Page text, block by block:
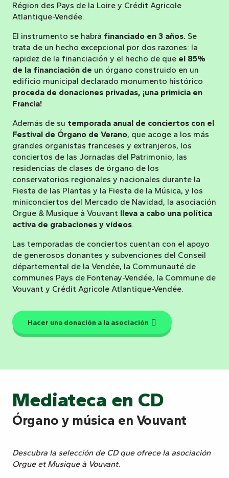
Région des Pays de la Loire y Crédit Agricole
Atlantique-Vendée.
El instrumento se habrá financiado en 3 años. Se
trata de un hecho excepcional por dos razones: la
rapidez de la financiación y el hecho de que el 85%
de la financiación de un órgano construido en un
edificio municipal declarado monumento histórico
proceda de donaciones privadas, ¡una primicia en
Francia!
Además de su temporada anual de conciertos con el
Festival de Órgano de Verano, que acoge a los más
grandes organistas franceses y extranjeros, los
conciertos de las Jornadas del Patrimonio, las
residencias de clases de órgano de los
conservatorios regionales y nacionales durante la
Fiesta de las Plantas y la Fiesta de la Música, y los
miniconciertos del Mercado de Navidad, la asociación
Orgue & Musique à Vouvant lleva a cabo una política
activa de grabaciones y vídeos.
Las temporadas de conciertos cuentan con el apoyo
de generosos donantes y subvenciones del Conseil
départemental de la Vendée, la Communauté de
communes Pays de Fontenay-Vendée, la Commune de
Vouvant y Crédit Agricole Atlantique-Vendée.
Hacer una donación a la asociación
Mediateca en CD
Órgano y música en Vouvant
Descubra la selección de CD que ofrece la asociación
Orgue et Musique à Vouvant.